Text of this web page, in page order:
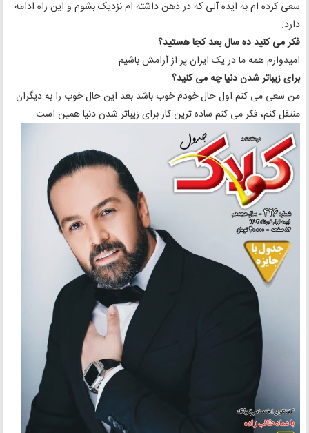
سعی کرده ام به ایده آلی که در ذهن داشته ام نزدیک بشوم و این راه ادامه
دارد.
فکر می کنید ده سال بعد کجا هستید؟
امیدوارم همه ما در یک ایران پر از آرامش باشیم.
برای زیباتر شدن دنیا چه می کنید؟
من سعی می کنم اول حال خودم خوب باشد بعد این حال خوب را به دیگران
منتقل کنم، فکر می کنم ساده ترین کار برای زیباتر شدن دنیا همین است.